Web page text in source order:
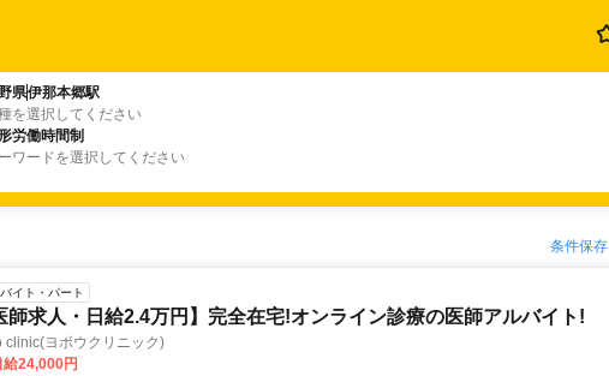
県伊那本郷駅
を選択してください
労働時間制
ワードを選択してください
条件保存
イト・パート
師求人・日給2.4万円】完全在宅!オンライン診療の医師アルバイト!
clinic(ヨボウクリニック)
給24,000円